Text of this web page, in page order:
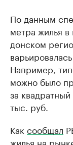
По данным
метра жилья
донском
Например,
можно было
за
тыс. руб.
Как сообщал
жилья на